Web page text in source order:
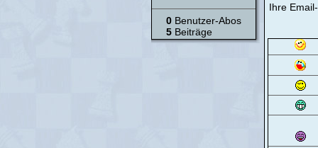
0 Benutzer-Abos
5 Beiträge
Ihre